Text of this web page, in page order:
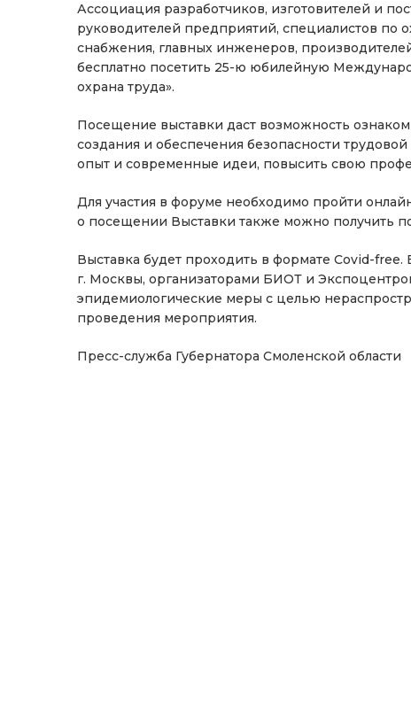
Ассоциация разработчиков, изготовителей и
руководителей предприятий, специалистов по
снабжения, главных инженеров,
бесплатно посетить 25-ю юбилейную
охрана труда».
Посещение выставки даст возможность
создания и обеспечения безопасности
опыт и современные идеи, повысить свою
Для участия в форуме необходимо пройти
о посещении Выставки также можно получить
Выставка будет проходить в формате Сovid-
г. Москвы, организаторами БИОТ и
эпидемиологические меры с целью
проведения мероприятия.
Пресс-служба Губернатора Смоленской области